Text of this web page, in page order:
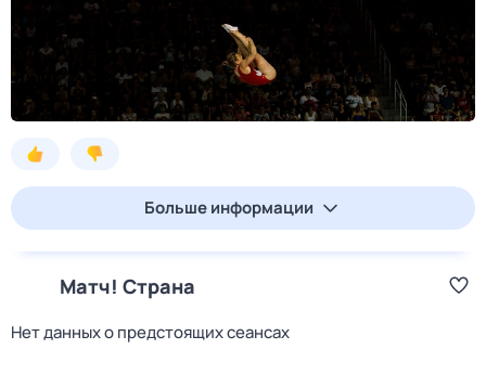
Больше информации
Матч! Страна
Нет данных о предстоящих сеансах